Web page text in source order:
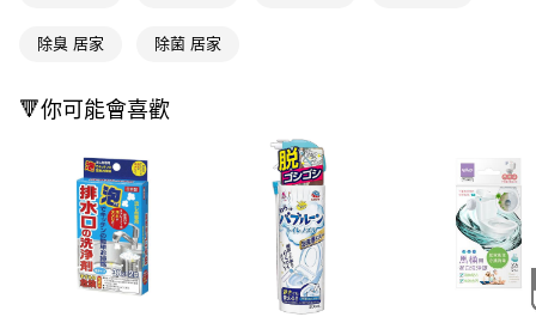
相關說明
便利好安心！
２．便利：只要手機號碼，簡訊認證，即可結帳。
３．安心：先確認商品／服務後，再付款。
【「AFTEE先享後付」結帳流程】
１．於結帳方式選擇「AFTEE先享後付」後，將跳轉至「AFTEE先享後付」
結帳頁面，進行簡訊認證並確認金額後，即可完成結帳。
２．訂單成立數日內，您將收到繳費通知簡訊。
３．收到繳費通知簡訊後14天內，點擊此簡訊中的連結，可透過四大超商／
全家取貨付款
每筆NT$65，滿NT$390(含以上)免運費
付款後全家取貨
每筆NT$65，滿NT$390(含以上)免運費
除臭 居家 除菌 居家
🔻你可能會喜歡